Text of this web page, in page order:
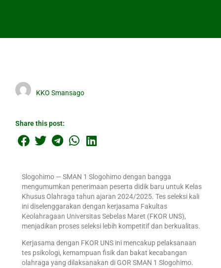
KKO Smansago
Share this post:
Slogohimo — SMAN 1 Slogohimo dengan bangga
mengumumkan penerimaan peserta didik baru untuk Kelas
Khusus Olahraga tahun ajaran 2024/2025. Tes seleksi kali
ini diselenggarakan dengan kerjasama Fakultas
Keolahragaan Universitas Sebelas Maret (FKOR UNS),
menjadikan proses seleksi lebih kompetitif dan berkualitas.
Kerjasama dengan FKOR UNS ini mencakup pelaksanaan
tes psikologi, kemampuan fisik dan bakat kecabangan
olahraga yang dilaksanakan di GOR SMAN 1 Slogohimo.